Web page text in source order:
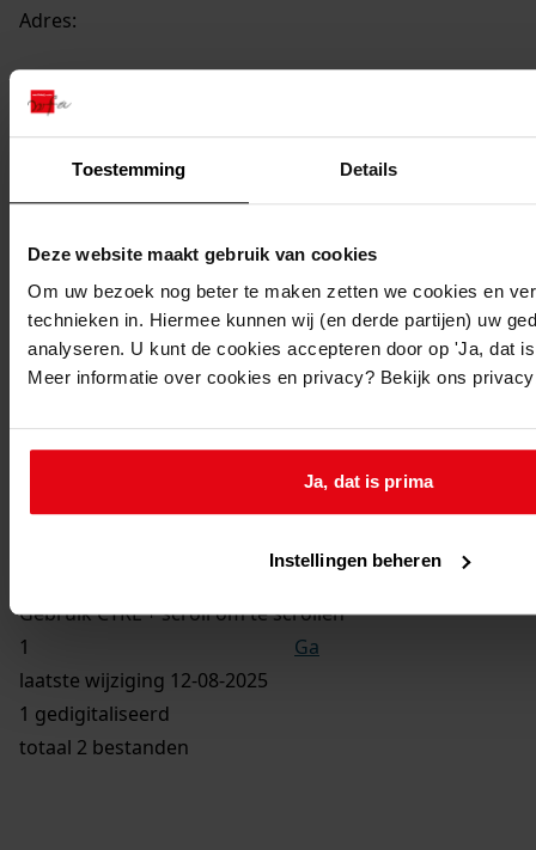
Toestemming Details
Deze website maakt gebruik van cookies
Om uw bezoek nog beter te maken zetten we cookies en
technieken in. Hiermee kunnen wij (en derde partijen) uw
analyseren. U kunt de cookies accepteren door op 'Ja, dat
Meer informatie over cookies en privacy? Bekijk ons
Ja, dat is prima
Instellingen beheren
Adres:
Andijk, Geuzenbuurt 284
Nieuw adres:
Andijk, Dijkweg 301
Perceel:
Andijk, sectie D 384
Gemeente:
Ga naar dit stuk:
Gebruik CTRL + scroll om te scrollen
Ga
laatste wijziging 12-08-2025
1 gedigitaliseerd
totaal 2 bestanden